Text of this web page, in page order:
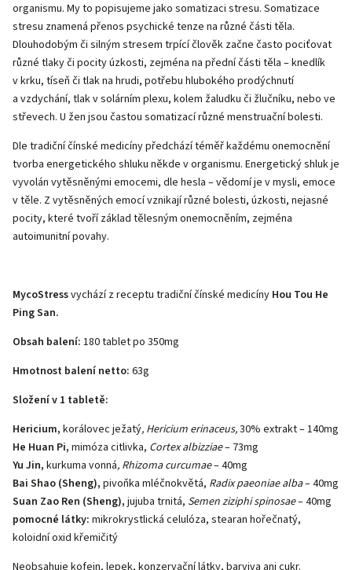
organismu. My to popisujeme jako somatizaci stresu. Somatizace
stresu znamená přenos psychické tenze na různé části těla.
Dlouhodobým či silným stresem trpící člověk začne často pociťovat
různé tlaky či pocity úzkosti, zejména na přední části těla – knedlík
v krku, tíseň či tlak na hrudi, potřebu hlubokého prodýchnutí
a vzdychání, tlak v solárním plexu, kolem žaludku či žlučníku, nebo ve
střevech. U žen jsou častou somatizací různé menstruační bolesti.
Dle tradiční čínské medicíny předchází téměř každému onemocnění
tvorba energetického shluku někde v organismu. Energetický shluk je
vyvolán vytěsněnými emocemi, dle hesla – vědomí je v mysli, emoce
v těle. Z vytěsněných emocí vznikají různé bolesti, úzkosti, nejasné
pocity, které tvoří základ tělesným onemocněním, zejména
autoimunitní povahy.
MycoStressvychází z receptu tradiční čínské medicíny Hou Tou He
Ping San.
Obsah balení: 180 tablet po 350mg
Hmotnost balení netto: 63g
Složení v 1 tabletě:
Hericium, korálovec ježatý, Hericium erinaceus,30% extrakt– 140mg
He Huan Pi, mimóza citlivka, Cortex albizziae– 73mg
Yu Jin, kurkuma vonná, Rhizoma curcumae– 40mg
Bai Shao (Sheng), pivoňka mléčnokvětá, Radix paeoniae alba– 40mg
Suan Zao Ren (Sheng), jujuba trnitá, Semen ziziphi spinosae– 40mg
pomocné látky: mikrokrystlická celulóza, stearan hořečnatý,
koloidní oxid křemičitý
Neobsahuje kofein, lepek, konzervační látky, barviva ani cukr.